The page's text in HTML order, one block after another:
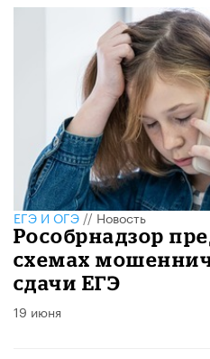
ЕГЭ И ОГЭ//Новость
Рособрнадзор
схемах
сдачи ЕГЭ
19 июня